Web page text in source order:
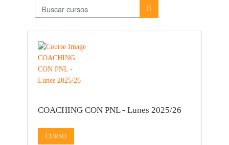
Buscar Cursos
COACHING CON PNL - Lunes 2025/26
CURSO